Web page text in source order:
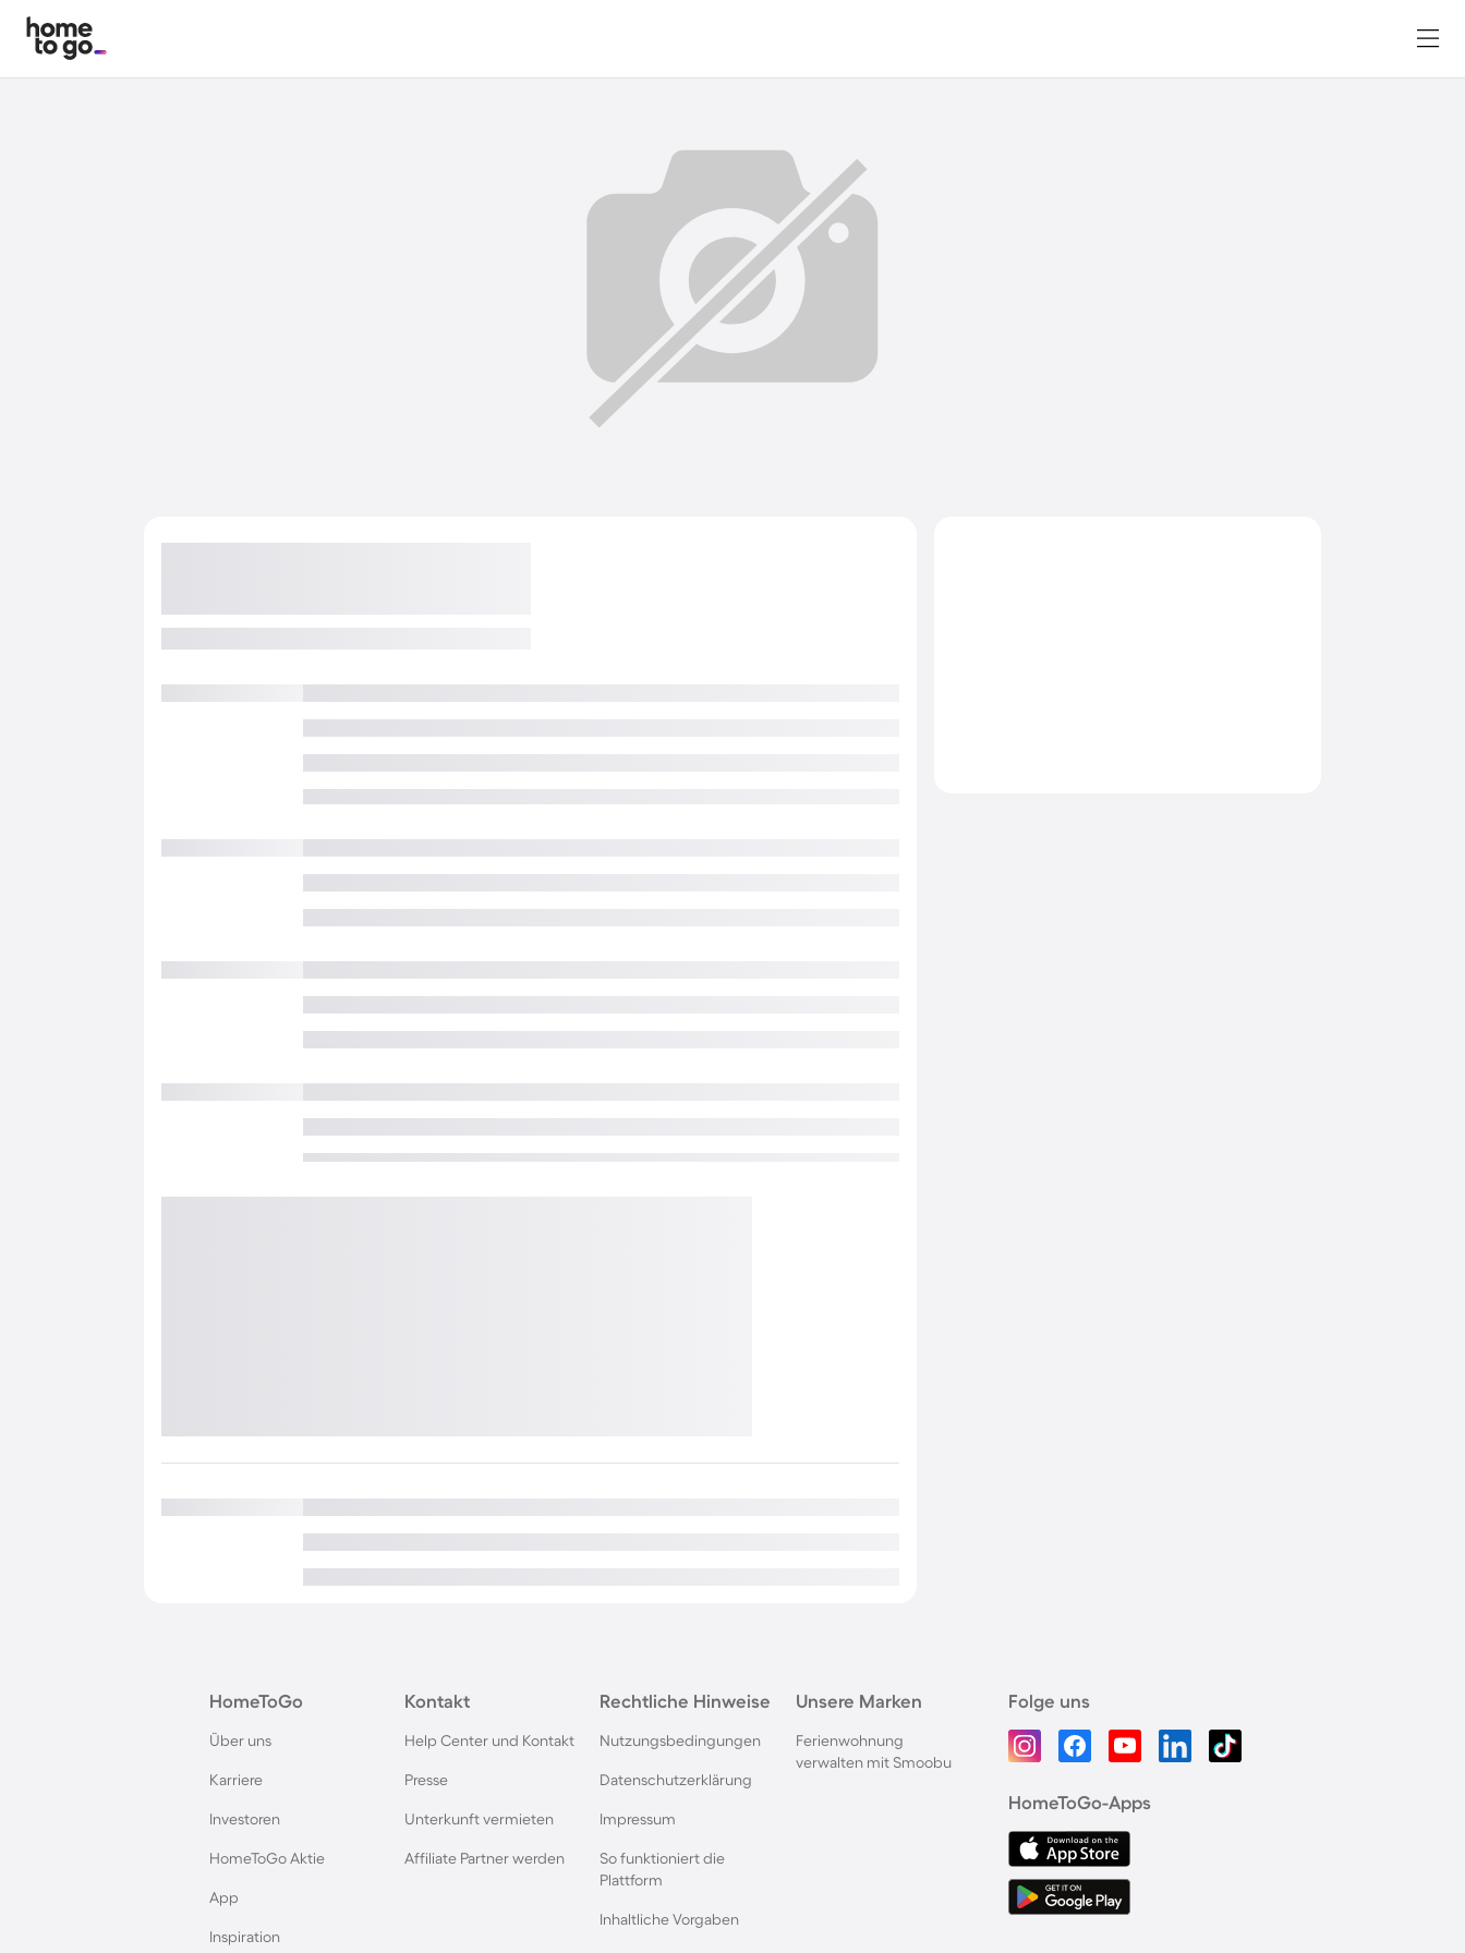
HomeToGo
Über uns
Karriere
Investoren
HomeToGo Aktie
App
Inspiration
Kontakt
Help Center und Kontakt
Presse
Unterkunft vermieten
Affiliate Partner werden
Rechtliche Hinweise
Nutzungsbedingungen
Datenschutzerklärung
Impressum
So funktioniert die
Plattform
Inhaltliche Vorgaben
Unsere Marken
Ferienwohnung
verwalten mit Smoobu
Folge uns
HomeToGo-Apps